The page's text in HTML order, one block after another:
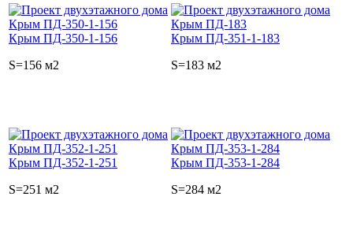
Крым ПД-350-1-156
S=156 м2
Крым ПД-351-1-183
S=183 м2
Крым ПД-352-1-251
S=251 м2
Крым ПД-353-1-284
S=284 м2